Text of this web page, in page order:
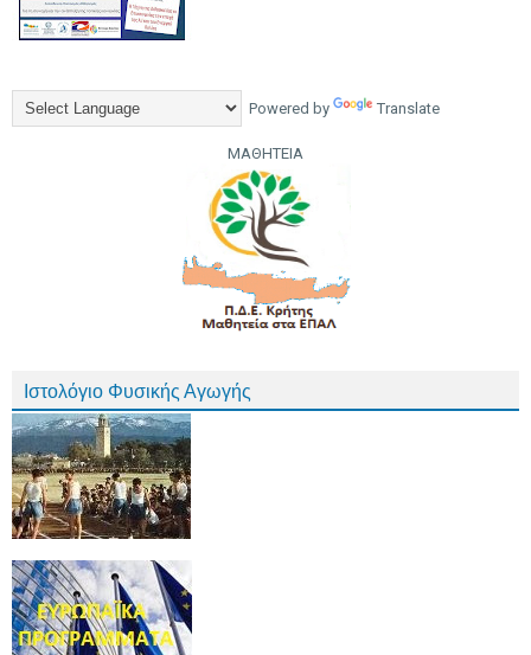
Powered by Translate
ΜΑΘΗΤΕΙΑ
Ιστολόγιο Φυσικής Αγωγής